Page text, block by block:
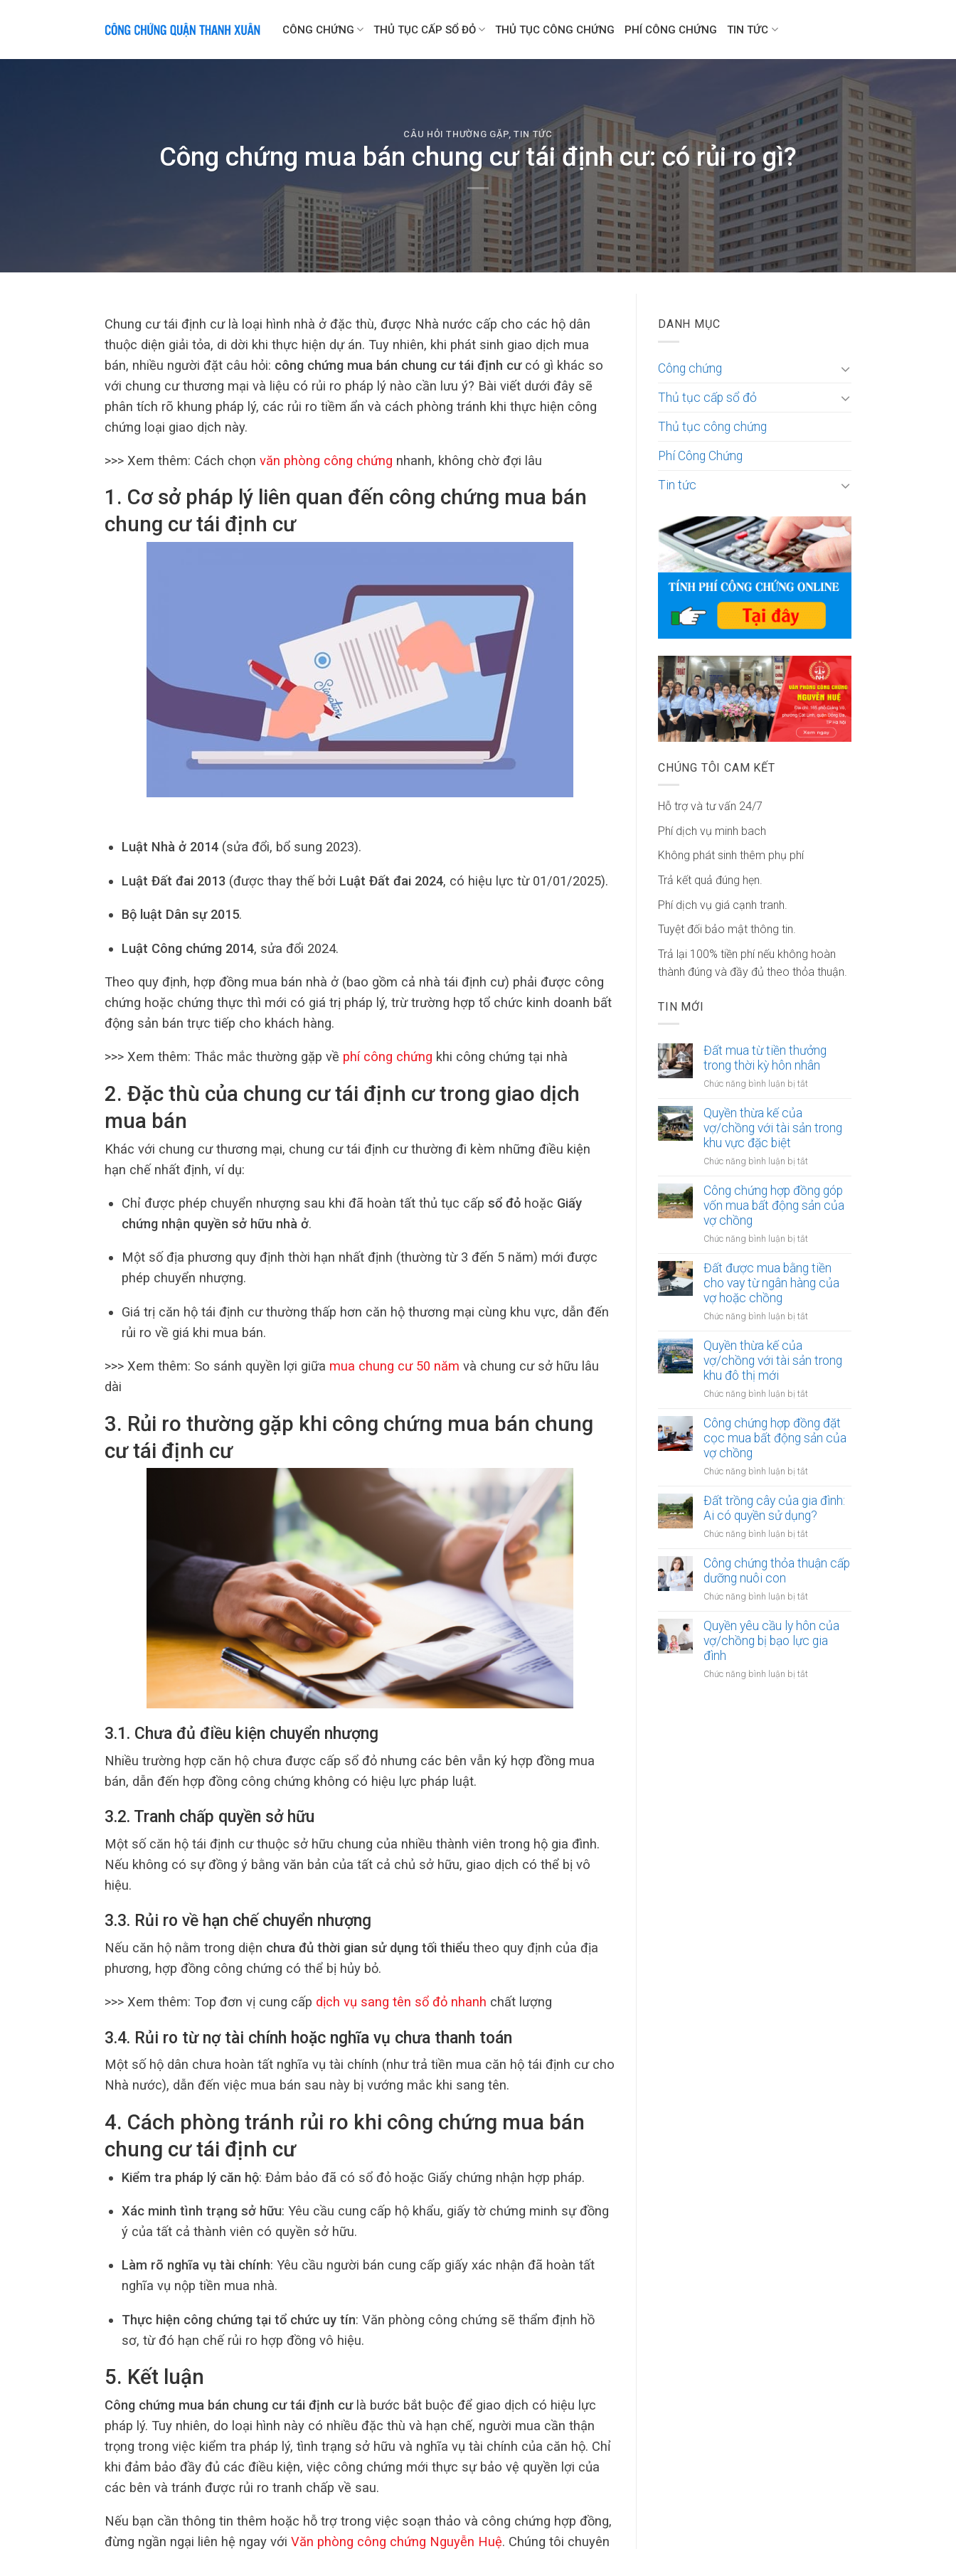
CÔNG CHỨNG THỦ TỤC CẤP SỔ ĐỎ THỦ TỤC CÔNG CHỨNG PHÍ CÔNG CHỨNG TIN TỨC
CÂU HỎI THƯỜNG GẶP,TIN TỨC
Công chứng mua bán chung cư tái định cư: có rủi ro gì?
Chung cư tái định cư là loại hình nhà ở đặc thù, được Nhà nước cấp cho các hộ dân
thuộc diện giải tỏa, di dời khi thực hiện dự án. Tuy nhiên, khi phát sinh giao dịch mua
bán, nhiều người đặt câu hỏi: công chứng mua bán chung cư tái định cưcó gì khác so
với chung cư thương mại và liệu có rủi ro pháp lý nào cần lưu ý? Bài viết dưới đây sẽ
phân tích rõ khung pháp lý, các rủi ro tiềm ẩn và cách phòng tránh khi thực hiện công
chứng loại giao dịch này.
>>> Xem thêm: Cách chọn văn phòng công chứng nhanh, không chờ đợi lâu
1. Cơ sở pháp lý liên quan đến công chứng mua bán
chung cư tái định cư
Luật Nhà ở 2014(sửa đổi, bổ sung 2023).
Luật Đất đai 2013(được thay thế bởi Luật Đất đai 2024, có hiệu lực từ 01/01/2025).
Bộ luật Dân sự 2015.
Luật Công chứng 2014, sửa đổi 2024.
Theo quy định, hợp đồng mua bán nhà ở (bao gồm cả nhà tái định cư) phải được công
chứng hoặc chứng thực thì mới có giá trị pháp lý, trừ trường hợp tổ chức kinh doanh bất
động sản bán trực tiếp cho khách hàng.
>>> Xem thêm: Thắc mắc thường gặp về phí công chứng khi công chứng tại nhà
2. Đặc thù của chung cư tái định cư trong giao dịch
mua bán
Khác với chung cư thương mại, chung cư tái định cư thường đi kèm những điều kiện
hạn chế nhất định, ví dụ:
Chỉ được phép chuyển nhượng sau khi đã hoàn tất thủ tục cấp sổ đỏhoặc Giấy
chứng nhận quyền sở hữu nhà ở.
Một số địa phương quy định thời hạn nhất định (thường từ 3 đến 5 năm) mới được
phép chuyển nhượng.
Giá trị căn hộ tái định cư thường thấp hơn căn hộ thương mại cùng khu vực, dẫn đến
rủi ro về giá khi mua bán.
>>> Xem thêm: So sánh quyền lợi giữa mua chung cư 50 năm và chung cư sở hữu lâu
dài
3. Rủi ro thường gặp khi công chứng mua bán chung
cư tái định cư
3.1. Chưa đủ điều kiện chuyển nhượng
Nhiều trường hợp căn hộ chưa được cấp sổ đỏ nhưng các bên vẫn ký hợp đồng mua
bán, dẫn đến hợp đồng công chứng không có hiệu lực pháp luật.
3.2. Tranh chấp quyền sở hữu
Một số căn hộ tái định cư thuộc sở hữu chung của nhiều thành viên trong hộ gia đình.
Nếu không có sự đồng ý bằng văn bản của tất cả chủ sở hữu, giao dịch có thể bị vô
hiệu.
3.3. Rủi ro về hạn chế chuyển nhượng
Nếu căn hộ nằm trong diện chưa đủ thời gian sử dụng tối thiểu theo quy định của địa
phương, hợp đồng công chứng có thể bị hủy bỏ.
>>> Xem thêm: Top đơn vị cung cấp dịch vụ sang tên sổ đỏ nhanh chất lượng
3.4. Rủi ro từ nợ tài chính hoặc nghĩa vụ chưa thanh toán
Một số hộ dân chưa hoàn tất nghĩa vụ tài chính (như trả tiền mua căn hộ tái định cư cho
Nhà nước), dẫn đến việc mua bán sau này bị vướng mắc khi sang tên.
4. Cách phòng tránh rủi ro khi công chứng mua bán
chung cư tái định cư
Kiểm tra pháp lý căn hộ: Đảm bảo đã có sổ đỏ hoặc Giấy chứng nhận hợp pháp.
Xác minh tình trạng sở hữu: Yêu cầu cung cấp hộ khẩu, giấy tờ chứng minh sự đồng
ý của tất cả thành viên có quyền sở hữu.
Làm rõ nghĩa vụ tài chính: Yêu cầu người bán cung cấp giấy xác nhận đã hoàn tất
nghĩa vụ nộp tiền mua nhà.
Thực hiện công chứng tại tổ chức uy tín: Văn phòng công chứng sẽ thẩm định hồ
sơ, từ đó hạn chế rủi ro hợp đồng vô hiệu.
5. Kết luận
Công chứng mua bán chung cư tái định cưlà bước bắt buộc để giao dịch có hiệu lực
pháp lý. Tuy nhiên, do loại hình này có nhiều đặc thù và hạn chế, người mua cần thận
trọng trong việc kiểm tra pháp lý, tình trạng sở hữu và nghĩa vụ tài chính của căn hộ. Chỉ
khi đảm bảo đầy đủ các điều kiện, việc công chứng mới thực sự bảo vệ quyền lợi của
các bên và tránh được rủi ro tranh chấp về sau.
Nếu bạn cần thông tin thêm hoặc hỗ trợ trong việc soạn thảo và công chứng hợp đồng,
đừng ngần ngại liên hệ ngay với Văn phòng công chứng Nguyễn Huệ. Chúng tôi chuyên
DANH MỤC
Công chứng
Thủ tục cấp sổ đỏ
Thủ tục công chứng
Phí Công Chứng
Tin tức
CHÚNG TÔI CAM KẾT
Hỗ trợ và tư vấn 24/7
Phí dịch vụ minh bach
Không phát sinh thêm phụ phí
Trả kết quả đúng hẹn.
Phí dịch vụ giá cạnh tranh.
Tuyệt đối bảo mật thông tin.
Trả lại 100% tiền phí nếu không hoàn
thành đúng và đầy đủ theo thỏa thuận.
TIN MỚI
Đất mua từ tiền thưởng
trong thời kỳ hôn nhân
Chức năng bình luận bị tắt
từ
trong
kỳ
hôn
Quyền thừa kế của
vợ/chồng với tài sản trong
khu vực đặc biệt
Chức năng bình luận bị tắt
thừa
kế
với
sản
trong
Công chứng hợp đồng góp
vốn mua bất động sản của
vợ chồng
Chức năng bình luận bị tắt
chứng
hợp
đồng
vốn
động
Đất được mua bằng tiền
cho vay từ ngân hàng của
vợ hoặc chồng
Chức năng bình luận bị tắt
mua
cho
từ
ngân
chồng
Quyền thừa kế của
vợ/chồng với tài sản trong
khu đô thị mới
Chức năng bình luận bị tắt
thừa
kế
với
sản
trong
mới
Công chứng hợp đồng đặt
cọc mua bất động sản của
vợ chồng
Chức năng bình luận bị tắt
chứng
hợp
đồng
đặt
mua
vợ
chồng
Đất trồng cây của gia đình:
Ai có quyền sử dụng?
Chức năng bình luận bị tắt
trồng
gia
Ai
có
Công chứng thỏa thuận cấp
dưỡng nuôi con
Chức năng bình luận bị tắt
chứng
thỏa
thuận
dưỡng
Quyền yêu cầu ly hôn của
vợ/chồng bị bạo lực gia
đình
Chức năng bình luận bị tắt